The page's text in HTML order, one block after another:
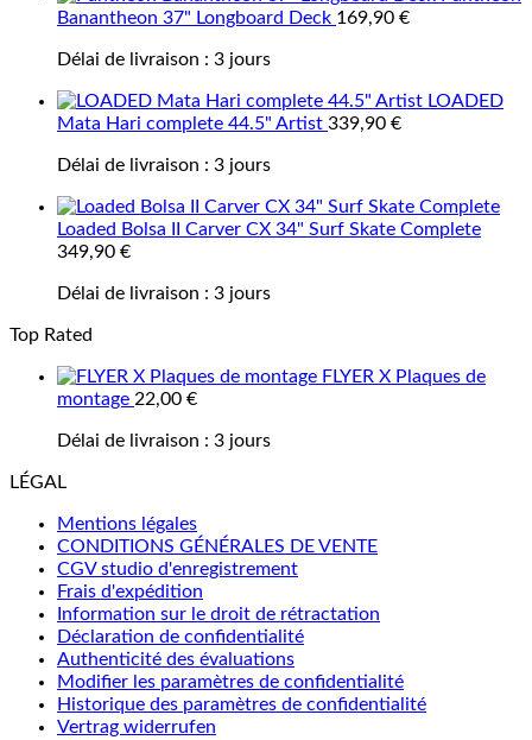
Banantheon 37" Longboard Deck 169,90 €
Délai de livraison : 3 jours
LOADED
Mata Hari complete 44.5" Artist 339,90 €
Délai de livraison : 3 jours
Loaded Bolsa II Carver CX 34" Surf Skate Complete
349,90 €
Délai de livraison : 3 jours
Top Rated
FLYER X Plaques de
montage 22,00 €
Délai de livraison : 3 jours
LÉGAL
Mentions légales
CONDITIONS GÉNÉRALES DE VENTE
CGV studio d'enregistrement
Frais d'expédition
Information sur le droit de rétractation
Déclaration de confidentialité
Authenticité des évaluations
Modifier les paramètres de confidentialité
Historique des paramètres de confidentialité
Vertrag widerrufen